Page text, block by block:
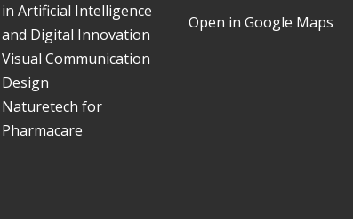
in Artificial Intelligence
and Digital Innovation
Visual Communication
Design
Naturetech for
Pharmacare
Open in Google Maps